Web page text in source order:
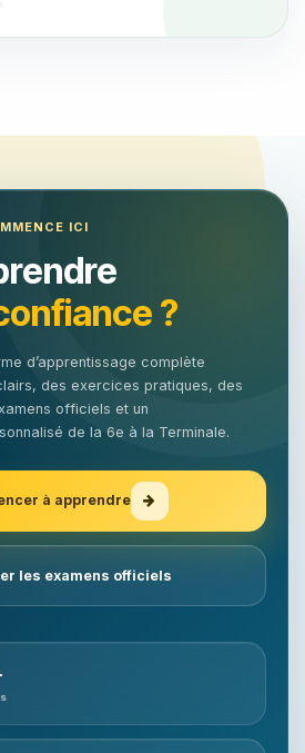
ICI
?
d’apprentissage complète
des exercices pratiques, des
officiels et un
de la 6e à la Terminale.
à apprendre
les examens officiels